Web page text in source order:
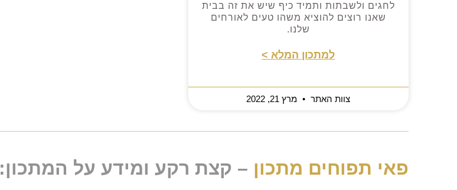
לחגים ולשבתות ותמיד כיף שיש את זה בבית
שאנו רוצים להוציא משהו טעים לאורחים
שלנו.
למתכון המלא >
צוות האתר מרץ 21, 2022
פאי תפוחים מתכון – קצת רקע ומידע על המתכון: